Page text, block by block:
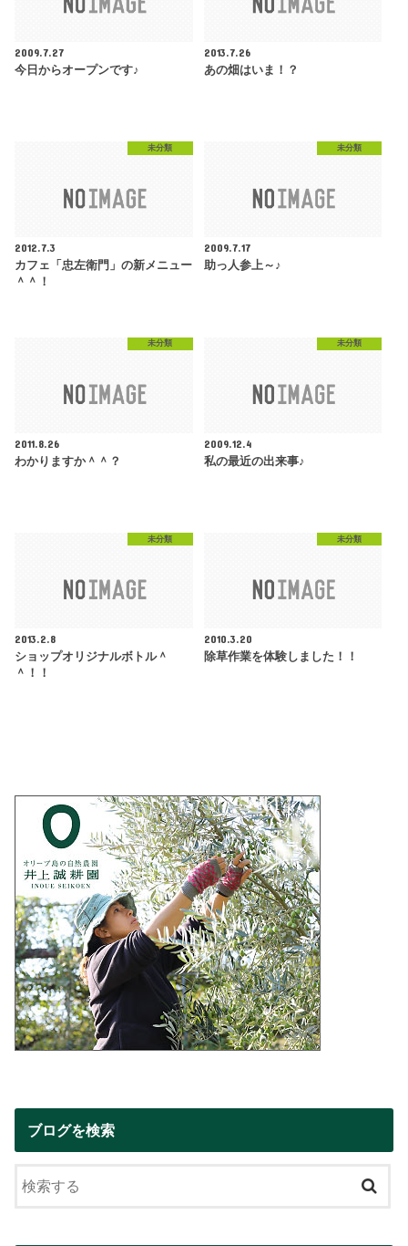
2009.7.27
今日からオープンです♪
2013.7.26
あの畑はいま！？
未分類
2012.7.3
カフェ「忠左衛門」の新メニュー
＾＾！
未分類
2009.7.17
助っ人参上～♪
未分類
2011.8.26
わかりますか＾＾？
未分類
2009.12.4
私の最近の出来事♪
未分類
2013.2.8
ショップオリジナルボトル＾
＾！！
未分類
2010.3.20
除草作業を体験しました！！
ブログを検索